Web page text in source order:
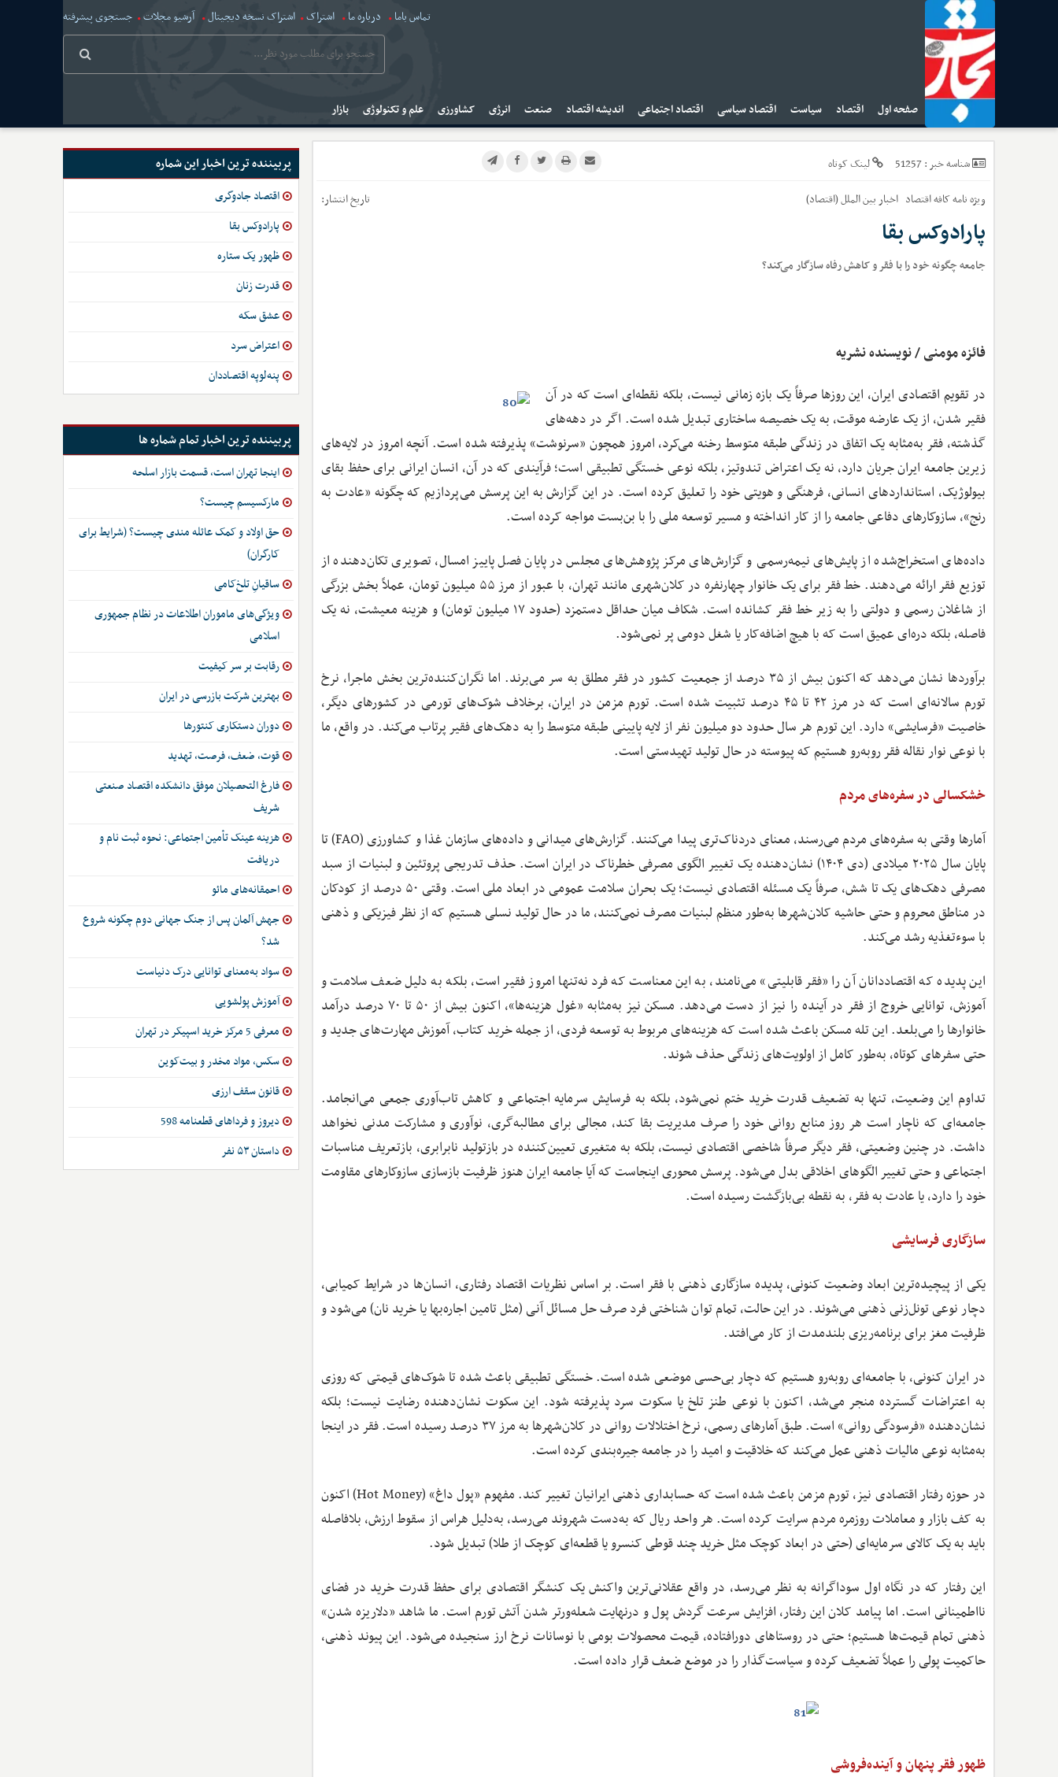
تماس باما درباره ما اشتراک اشتراک نسخه دیجیتال آرشیو مجلات جستجوی پیشرفته
صفحه اول اقتصاد سیاست اقتصاد سیاسی اقتصاد اجتماعی اندیشه اقتصاد صنعت انرژی کشاورزی علم و تکنولوژی بازار
شناسه خبر :51257
لینک کوتاه
ویژه نامه کافه اقتصاد اخباربین الملل (اقتصاد) تاریخ انتشار:
پارادوکس بقا
جامعه چگونه خود را با فقر و کاهش رفاه سازگار می‌کند؟
فائزه مومنی / نویسنده نشریه
در تقویم اقتصادی ایران، این روزها صرفاً یک بازه زمانی نیست، بلکه نقطه‌ای است که در آن
فقیر شدن، از یک عارضه موقت، به یک خصیصه ساختاری تبدیل شده است. اگر در دهه‌های
گذشته، فقر به‌مثابه یک اتفاق در زندگی طبقه متوسط رخنه می‌کرد، امروز همچون «سرنوشت» پذیرفته شده است. آنچه امروز در لایه‌های
زیرین جامعه ایران جریان دارد، نه یک اعتراض تندوتیز، بلکه نوعی خستگی تطبیقی است؛ فرآیندی که در آن، انسان ایرانی برای حفظ بقای
بیولوژیک، استانداردهای انسانی، فرهنگی و هویتی خود را تعلیق کرده است. در این گزارش به این پرسش می‌پردازیم که چگونه «عادت به
رنج»، سازوکار‌های دفاعی جامعه را از کار انداخته و مسیر توسعه ملی را با بن‌بست مواجه کرده است.
داده‌های استخراج‌شده از پایش‌های نیمه‌رسمی و گزارش‌های مرکز پژوهش‌های مجلس در پایان فصل پاییز امسال، تصویری تکان‌دهنده از
توزیع فقر ارائه می‌دهند. خط فقر برای یک خانوار چهارنفره در کلان‌شهری مانند تهران، با عبور از مرز ۵۵ میلیون تومان، عملاً بخش بزرگی
از شاغلان رسمی و دولتی را به زیر خط فقر کشانده است. شکاف میان حداقل دستمزد (حدود ۱۷ میلیون تومان) و هزینه معیشت، نه یک
فاصله، بلکه دره‌ای عمیق است که با هیچ اضافه‌کار یا شغل دومی پر نمی‌شود.
برآوردها نشان می‌دهد که اکنون بیش از ۳۵ درصد از جمعیت کشور در فقر مطلق به سر می‌برند. اما نگران‌کننده‌ترین بخش ماجرا، نرخ
تورم سالانه‌ای است که در مرز ۴۲ تا ۴۵ درصد تثبیت شده است. تورم مزمن در ایران، برخلاف شوک‌های تورمی در کشورهای دیگر،
خاصیت «فرسایشی» دارد. این تورم هر سال حدود دو میلیون نفر از لایه پایینی طبقه متوسط را به دهک‌های فقیر پرتاب می‌کند. در واقع، ما
با نوعی نوار نقاله فقر روبه‌رو هستیم که پیوسته در حال تولید تهیدستی است.
خشکسالی در سفره‌های مردم
آمارها وقتی به سفره‌های مردم می‌رسند، معنای دردناک‌تری پیدا می‌کنند. گزارش‌های میدانی و داده‌های سازمان غذا و کشاورزی (FAO) تا
پایان سال ۲۰۲۵ میلادی (دی ۱۴۰۴) نشان‌دهنده یک تغییر الگوی مصرفی خطرناک در ایران است. حذف تدریجی پروتئین و لبنیات از سبد
مصرفی دهک‌های یک تا شش، صرفاً یک مسئله اقتصادی نیست؛ یک بحران سلامت عمومی در ابعاد ملی است. وقتی ۵۰ درصد از کودکان
در مناطق محروم و حتی حاشیه کلان‌شهرها به‌طور منظم لبنیات مصرف نمی‌کنند، ما در حال تولید نسلی هستیم که از نظر فیزیکی و ذهنی
با سوءتغذیه رشد می‌کند.
این پدیده که اقتصاددانان آن را «فقر قابلیتی» می‌نامند، به این معناست که فرد نه‌تنها امروز فقیر است، بلکه به دلیل ضعف سلامت و
آموزش، توانایی خروج از فقر در آینده را نیز از دست می‌دهد. مسکن نیز به‌مثابه «غول هزینه‌ها»، اکنون بیش از ۵۰ تا ۷۰ درصد درآمد
خانوارها را می‌بلعد. این تله مسکن باعث شده است که هزینه‌های مربوط به توسعه فردی، از جمله خرید کتاب، آموزش مهارت‌های جدید و
حتی سفرهای کوتاه، به‌طور کامل از اولویت‌های زندگی حذف شوند.
تداوم این وضعیت، تنها به تضعیف قدرت خرید ختم نمی‌شود، بلکه به فرسایش سرمایه اجتماعی و کاهش تاب‌آوری جمعی می‌انجامد.
جامعه‌ای که ناچار است هر روز منابع روانی خود را صرف مدیریت بقا کند، مجالی برای مطالبه‌گری، نوآوری و مشارکت مدنی نخواهد
داشت. در چنین وضعیتی، فقر دیگر صرفاً شاخصی اقتصادی نیست، بلکه به متغیری تعیین‌کننده در بازتولید نابرابری، بازتعریف مناسبات
اجتماعی و حتی تغییر الگوهای اخلاقی بدل می‌شود. پرسش محوری اینجاست که آیا جامعه ایران هنوز ظرفیت بازسازی سازوکارهای مقاومت
خود را دارد، یا عادت به فقر، به نقطه بی‌بازگشت رسیده است.
سازگاری فرسایشی
یکی از پیچیده‌ترین ابعاد وضعیت کنونی، پدیده سازگاری ذهنی با فقر است. بر اساس نظریات اقتصاد رفتاری، انسان‌ها در شرایط کمیابی،
دچار نوعی تونل‌زنی ذهنی می‌شوند. در این حالت، تمام توان شناختی فرد صرف حل مسائل آنی (مثل تامین اجاره‌بها یا خرید نان) می‌شود و
ظرفیت مغز برای برنامه‌ریزی بلندمدت از کار می‌افتد.
در ایران کنونی، با جامعه‌ای روبه‌رو هستیم که دچار بی‌حسی موضعی شده است. خستگی تطبیقی باعث شده تا شوک‌های قیمتی که روزی
به اعتراضات گسترده منجر می‌شد، اکنون با نوعی طنز تلخ یا سکوت سرد پذیرفته شود. این سکوت نشان‌دهنده رضایت نیست؛ بلکه
نشان‌دهنده «فرسودگی روانی» است. طبق آمارهای رسمی، نرخ اختلالات روانی در کلان‌شهرها به مرز ۳۷ درصد رسیده است. فقر در اینجا
به‌مثابه نوعی مالیات ذهنی عمل می‌کند که خلاقیت و امید را در جامعه جیره‌بندی کرده است.
در حوزه رفتار اقتصادی نیز، تورم مزمن باعث شده است که حسابداری ذهنی ایرانیان تغییر کند. مفهوم «پول داغ» (Hot Money) اکنون
به کف بازار و معاملات روزمره مردم سرایت کرده است. هر واحد ریال که به‌دست شهروند می‌رسد، به‌دلیل هراس از سقوط ارزش، بلافاصله
باید به یک کالای سرمایه‌ای (حتی در ابعاد کوچک مثل خرید چند قوطی کنسرو یا قطعه‌ای کوچک از طلا) تبدیل شود.
این رفتار که در نگاه اول سوداگرانه به نظر می‌رسد، در واقع عقلانی‌ترین واکنش یک کنشگر اقتصادی برای حفظ قدرت خرید در فضای
نااطمینانی است. اما پیامد کلان این رفتار، افزایش سرعت گردش پول و درنهایت شعله‌ورتر شدن آتش تورم است. ما شاهد «دلاریزه شدن»
ذهنی تمام قیمت‌ها هستیم؛ حتی در روستاهای دورافتاده، قیمت محصولات بومی با نوسانات نرخ ارز سنجیده می‌شود. این پیوند ذهنی،
حاکمیت پولی را عملاً تضعیف کرده و سیاست‌گذار را در موضع ضعف قرار داده است.
ظهور فقر پنهان و آینده‌فروشی
پربیننده ترین اخبار این شماره
اقتصاد جادوگری
پارادوکس بقا
ظهور یک ستاره
قدرت زنان
عشق سکه
اعتراض سرد
پنه‌لوپه اقتصاددان
پربیننده ترین اخبار تمام شماره ها
اینجا تهران است، قسمت بازار اسلحه
مارکسیسم چیست؟
حق اولاد و کمک عائله مندی چیست؟ (شرایط برای
کارگران)
ساقیانِ تلخ‌کامی
ویژگی‌های ماموران اطلاعات در نظام جمهوری
اسلامی
رقابت بر سر کیفیت
بهترین شرکت بازرسی در ایران
دوران دستکاری کنتورها
قوت، ضعف، فرصت، تهدید
فارغ التحصیلان موفق دانشکده اقتصاد صنعتی
شریف
هزینه عینک تأمین اجتماعی: نحوه ثبت نام و
دریافت
احمقانه‌های مائو
جهش آلمان پس از جنگ جهانی دوم چگونه شروع
شد؟
سواد به‌معنای توانایی درک دنیاست
آموزش پولشویی
معرفی 5 مرکز خرید اسپیکر در تهران
سکس، مواد مخدر و بیت‌کوین
قانون سقف ارزی
دیروز و فرداهای قطعنامه 598
داستان ۵۳ نفر